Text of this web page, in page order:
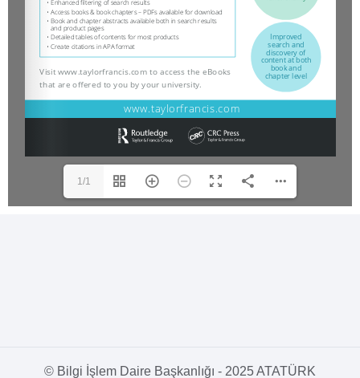
1/1
© Bilgi İşlem Daire Başkanlığı - 2025 ATATÜRK